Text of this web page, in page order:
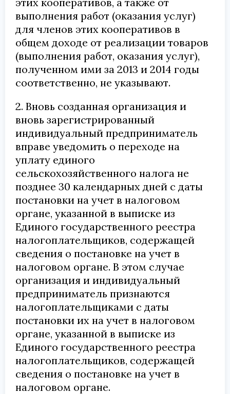
выполнения работ (оказания услуг)
для членов этих кооперативов в
общем доходе от реализации товаров
(выполнения работ, оказания услуг),
полученном ими за 2013 и 2014 годы
соответственно, не указывают.
2. Вновь созданная организация и
вновь зарегистрированный
индивидуальный предприниматель
вправе уведомить о переходе на
уплату единого
сельскохозяйственного налога не
позднее 30 календарных дней с даты
постановки на учет в налоговом
органе, указанной в выписке из
Единого государственного реестра
налогоплательщиков, содержащей
сведения о постановке на учет в
налоговом органе. В этом случае
организация и индивидуальный
предприниматель признаются
налогоплательщиками с даты
постановки их на учет в налоговом
органе, указанной в выписке из
Единого государственного реестра
налогоплательщиков, содержащей
сведения о постановке на учет в
налоговом органе.